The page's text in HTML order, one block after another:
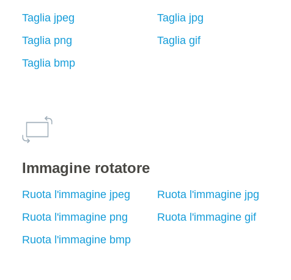
Taglia jpeg
Taglia jpg
Taglia png
Taglia gif
Taglia bmp
Immagine rotatore
Ruota l'immagine jpeg
Ruota l'immagine jpg
Ruota l'immagine png
Ruota l'immagine gif
Ruota l'immagine bmp